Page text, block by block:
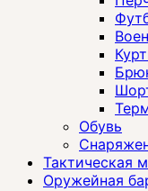
Обувь
Тактическая
Оружейная